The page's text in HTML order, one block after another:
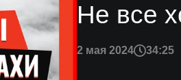
Не все
2 мая 2024 34:25